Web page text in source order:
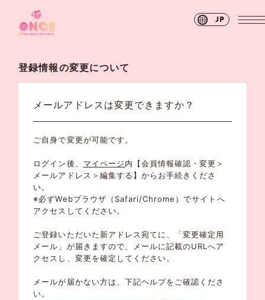
JP
登録情報の変更について
メールアドレスは変更できますか？
ご自身で変更が可能です。
ログイン後、 マイページ内【会員情報確認・変更＞
メールアドレス＞編集する】からお手続きくださ
い。
※必ずWebブラウザ（Safari/Chrome）でサイトへ
アクセスしてください。
ご登録いただいた新アドレス宛てに、「変更確定用
メール」が届きますので、メールに記載のURLへア
クセスし、変更を確定してください。
メールが届かない方は、下記ヘルプをご確認くださ
い。